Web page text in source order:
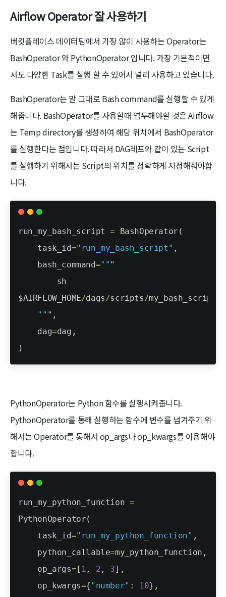
Airflow Operator 잘 사용하기
버킷플레이스 데이터팀에서 가장 많이 사용하는 Operator는
BashOperator 와 PythonOperator 입니다. 가장 기본적이면
서도 다양한 Task를 실행 할 수 있어서 널리 사용하고 있습니다.
BashOperator는 말 그대로 Bash command를 실행할 수 있게
해줍니다. BashOperator를 사용할때 염두해야할 것은 Airflow
는 Temp directory를 생성하여 해당 위치에서 BashOperator
를 실행한다는 점입니다. 따라서 DAG레포와 같이 있는 Script
를 실행하기 위해서는 Script의 위치를 정확하게 지정해줘야합
니다.
PythonOperator는 Python 함수를 실행시켜줍니다.
PythonOperator를 통해 실행하는 함수에 변수를 넘겨주기 위
해서는 Operator를 통해서 op_args나 op_kwargs를 이용해야
합니다.